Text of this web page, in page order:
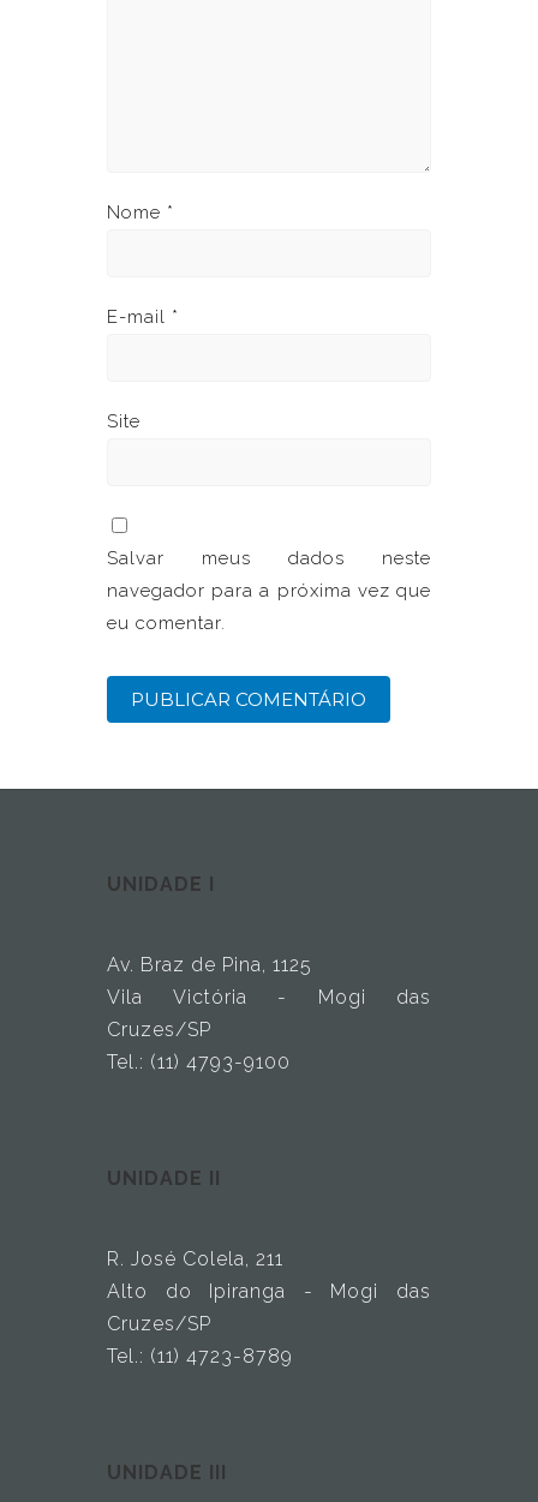
Nome *
E-mail *
Site
Salvar meus dados neste
navegador para a próxima vez que
eu comentar.
UNIDADE I
Av. Braz de Pina, 1125
Vila Victória - Mogi das
Cruzes/SP
Tel.: (11) 4793-9100
UNIDADE II
R. José Colela, 211
Alto do Ipiranga - Mogi das
Cruzes/SP
Tel.: (11) 4723-8789
UNIDADE III